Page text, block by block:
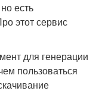
есть
этот сервис
для генерации
пользоваться